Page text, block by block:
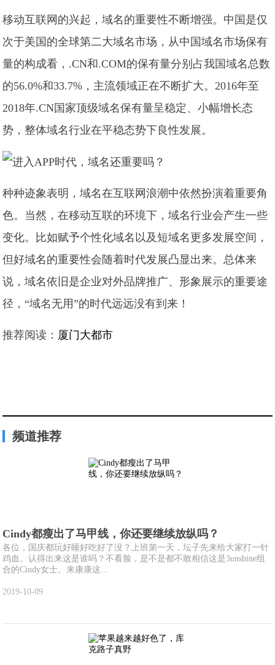
移动互联网的兴起，域名的重要性不断增强。中国是仅
次于美国的全球第二大域名市场，从中国域名市场保有
量的构成看，.CN和.COM的保有量分别占我国域名总数
的56.0%和33.7%，主流领域正在不断扩大。2016年至
2018年.CN国家顶级域名保有量呈稳定、小幅增长态
势，整体域名行业在平稳态势下良性发展。
种种迹象表明，域名在互联网浪潮中依然扮演着重要角
色。当然，在移动互联的环境下，域名行业会产生一些
变化。比如赋予个性化域名以及短域名更多发展空间，
但好域名的重要性会随着时代发展凸显出来。总体来
说，域名依旧是企业对外品牌推广、形象展示的重要途
径，“域名无用”的时代远远没有到来！
推荐阅读： 厦门大都市
频道推荐
Cindy都瘦出了马甲线，你还要继续放纵吗？
各位，国庆都玩好睡好吃好了没？上班第一天，坛子先来给大家打一针
鸡血。认得出来这是谁吗？不看脸，是不是都不敢相信这是3unshine组
合的Cindy女士。来康康这...
2019-10-09